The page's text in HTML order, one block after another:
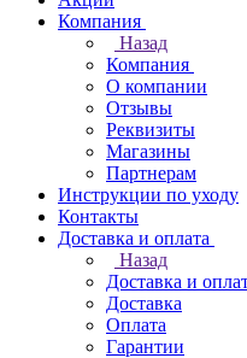
Компания
Назад
Компания
О компании
Отзывы
Реквизиты
Магазины
Партнерам
Инструкции по уходу
Контакты
Доставка и оплата
Назад
Доставка и
Доставка
Оплата
Гарантии